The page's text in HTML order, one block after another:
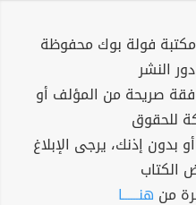
فولة بوك محفوظة
النشر
صريحة من المؤلف أو
للحقوق
بدون إذنك، يرجى الإبلاغ
الكتاب
من هنــــــا